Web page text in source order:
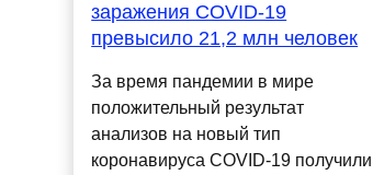
заражения COVID-19
превысило 21,2 млн человек
За время пандемии в мире
положительный результат
анализов на новый тип
коронавируса COVID-19 получили